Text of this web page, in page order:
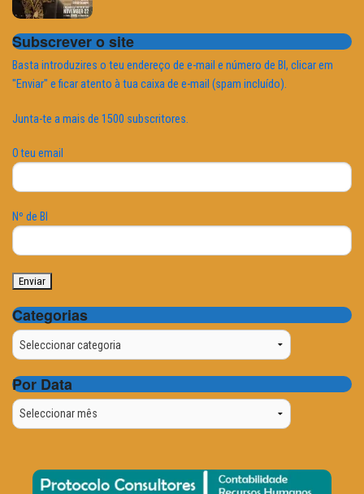
Subscrever o site
Basta introduzires o teu endereço de e-mail e número de BI, clicar em
"Enviar" e ficar atento à tua caixa de e-mail (spam incluído).
Junta-te a mais de 1500 subscritores.
O teu email
Nº de BI
Categorias
Categorias
Por Data
Por
Data